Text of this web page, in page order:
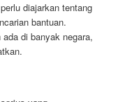
diajarkan tentang
bantuan.
di banyak negara,